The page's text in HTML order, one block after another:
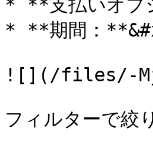
* **支払いオプ
* **期間：
![](/files/-